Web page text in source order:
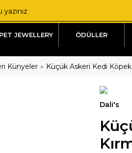
PET JEWELLERY ÖDÜLLER
Künyeler Küçük Askeri Kedi Köpek
Dali's